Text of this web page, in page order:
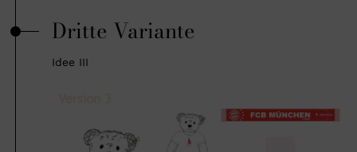
Dritte Variante
Idee III